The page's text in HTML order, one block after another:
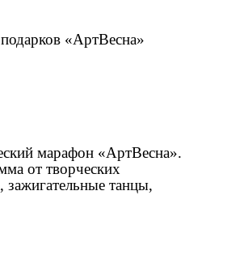
«АртВесна»
марафон «АртВесна».
от творческих
зажигательные танцы,